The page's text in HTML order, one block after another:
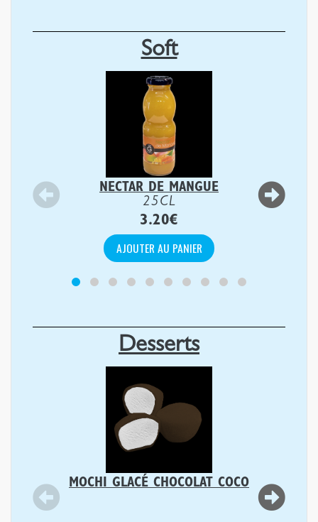
Soft
NECTAR DE MANGUE
25CL
3.20€
AJOUTER AU PANIER
Desserts
MOCHI GLACÉ CHOCOLAT COCO